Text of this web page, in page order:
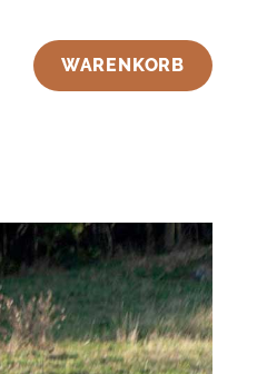
WARENKORB